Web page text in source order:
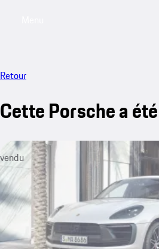
Retour
Cette Porsche a
vendu